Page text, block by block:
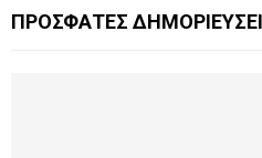
ΠΡΟΣΦΑΤΕΣ